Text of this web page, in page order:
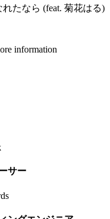
たなら (feat. 菊花はる)
サー